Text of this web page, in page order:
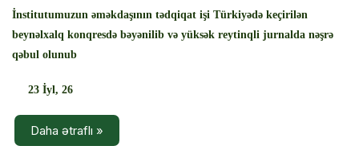
İnstitutumuzun əməkdaşının tədqiqat işi Türkiyədə keçirilən
beynəlxalq konqresdə bəyənilib və yüksək reytinqli jurnalda nəşrə
qəbul olunub
23 İyl, 26
Daha ətraflı »